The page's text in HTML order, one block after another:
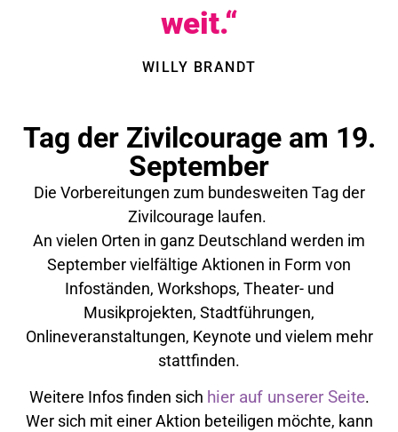
weit.“
WILLY BRANDT
Tag der Zivilcourage am 19.
September
Die Vorbereitungen zum bundesweiten Tag der
Zivilcourage laufen.
An vielen Orten in ganz Deutschland werden im
September vielfältige Aktionen in Form von
Infoständen, Workshops, Theater- und
Musikprojekten, Stadtführungen,
Onlineveranstaltungen, Keynote und vielem mehr
stattfinden.
Weitere Infos finden sich hier auf unserer Seite.
Wer sich mit einer Aktion beteiligen möchte, kann